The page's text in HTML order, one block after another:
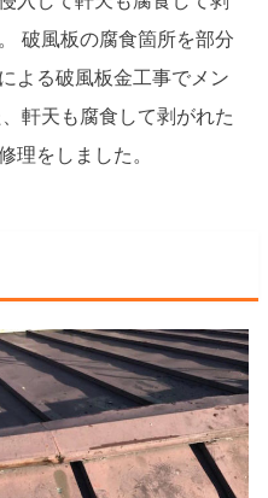
破風板の腐食箇所を部分
よる破風板金工事でメン
軒天も腐食して剥がれた
理をしました。